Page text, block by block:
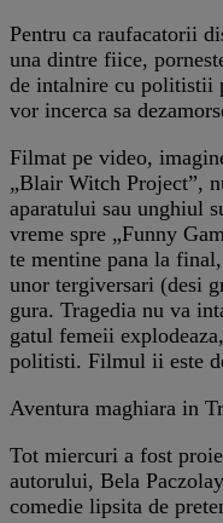
Pentru ca raufacatorii
una dintre fiice,
de intalnire cu politistii
vor incerca sa
Filmat pe video,
„Blair Witch Project”,
aparatului sau unghiul
vreme spre „Funny
te mentine pana la
unor tergiversari (desi
gura. Tragedia nu va
gatul femeii
politisti. Filmul ii este
Aventura maghiara in
Tot miercuri a fost
autorului, Bela
comedie lipsita de